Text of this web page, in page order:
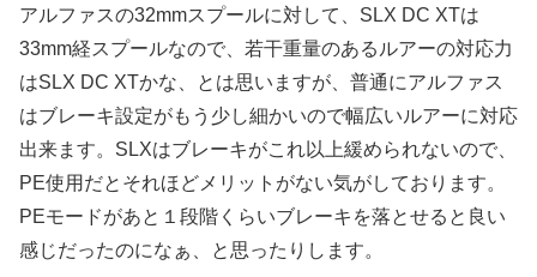
アルファスの32mmスプールに対して、SLX DC XTは
33mm経スプールなので、若干重量のあるルアーの対応力
はSLX DC XTかな、とは思いますが、普通にアルファス
はブレーキ設定がもう少し細かいので幅広いルアーに対応
出来ます。SLXはブレーキがこれ以上緩められないので、
PE使用だとそれほどメリットがない気がしております。
PEモードがあと１段階くらいブレーキを落とせると良い
感じだったのになぁ、と思ったりします。